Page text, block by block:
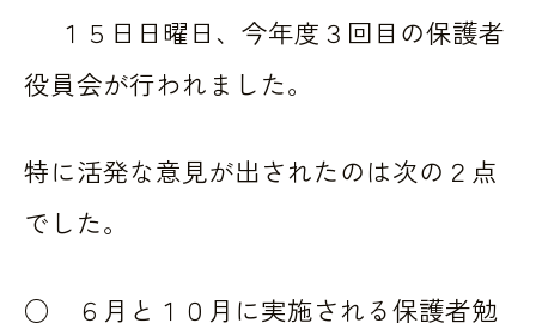
１５日日曜日、今年度３回目の保護者
役員会が行われました。
特に活発な意見が出されたのは次の２点
でした。
○ ６月と１０月に実施される保護者勉